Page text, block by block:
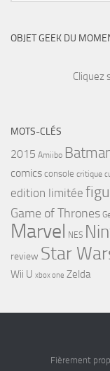
OBJET GEEK DU
Cliquez
MOTS-CLÉS
2015 Amiibo
comics console critique
edition limitée
Game of Thrones
Marvel NES
review Star
Wii U xbox one Zelda
Fièrement